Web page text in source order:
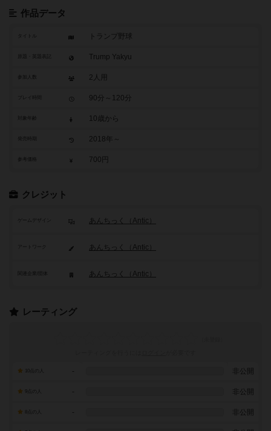
作品データ
タイトル トランプ野球
Trump Yakyu
参加人数 2人用
90分～120分
10歳から
2018年～
参考価格 700円
クレジット
ゲームデザイン あんちっく（Antic）
アートワーク あんちっく（Antic）
あんちっく（Antic）
レーティング
- 非公開
- 非公開
- 非公開